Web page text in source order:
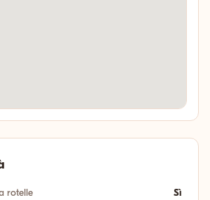
rotelle
Sì